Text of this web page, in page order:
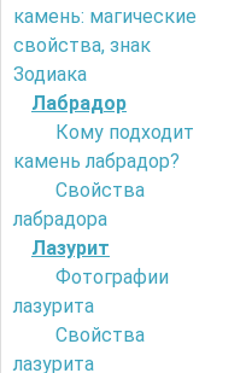
камень: магические
свойства, знак
Зодиака
Лабрадор
Кому подходит
камень лабрадор?
Свойства
лабрадора
Лазурит
Фотографии
лазурита
Свойства
лазурита